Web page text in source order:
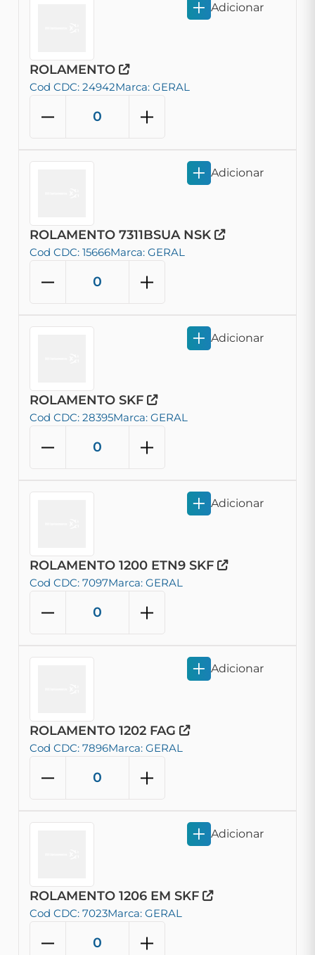
ROLAMENTO
Cod CDC: 24942Marca: GERAL
Adicionar
ROLAMENTO 7311BSUA NSK
Cod CDC: 15666Marca: GERAL
Adicionar
ROLAMENTO SKF
Cod CDC: 28395Marca: GERAL
Adicionar
ROLAMENTO 1200 ETN9 SKF
Cod CDC: 7097Marca: GERAL
Adicionar
ROLAMENTO 1202 FAG
Cod CDC: 7896Marca: GERAL
Adicionar
ROLAMENTO 1206 EM SKF
Cod CDC: 7023Marca: GERAL
Adicionar